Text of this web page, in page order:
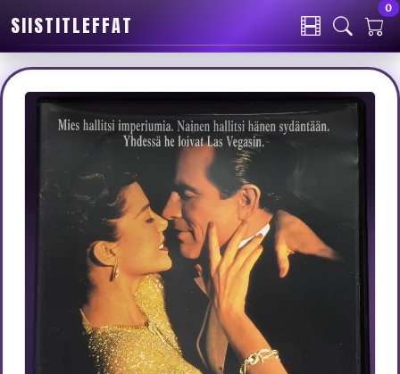
SIISTITLEFFAT
0